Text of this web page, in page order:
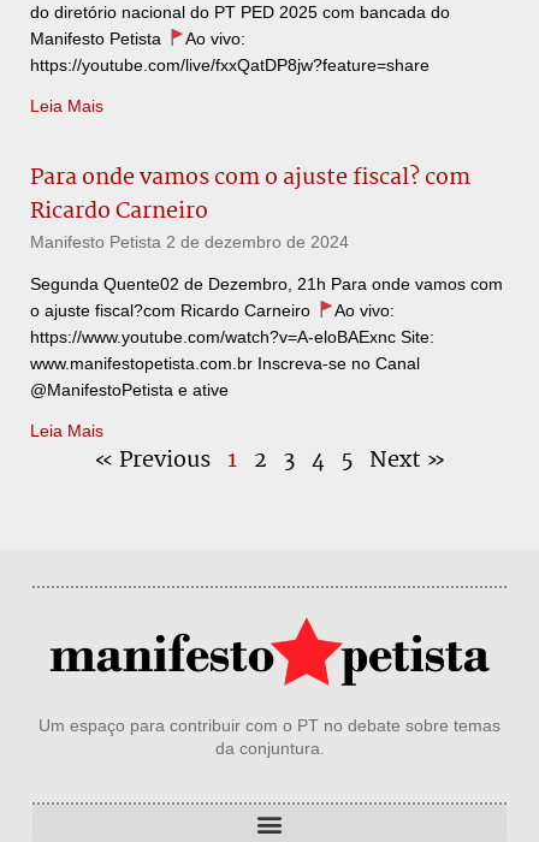
do diretório nacional do PT PED 2025 com bancada do
Manifesto Petista
Ao vivo:
https://youtube.com/live/fxxQatDP8jw?feature=share
Leia Mais
Para onde vamos com o ajuste fiscal? com
Ricardo Carneiro
Manifesto Petista 2 de dezembro de 2024
Segunda Quente02 de Dezembro, 21h Para onde vamos com
o ajuste fiscal?com Ricardo Carneiro
Ao vivo:
https://www.youtube.com/watch?v=A-eloBAExnc Site:
www.manifestopetista.com.br Inscreva-se no Canal
@ManifestoPetista e ative
Leia Mais
« Previous 1 2 3 4 5 Next »
Um espaço para contribuir com o PT no debate sobre temas
da conjuntura.